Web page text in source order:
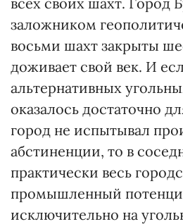
заложником
восьми шахт закрыты
доживает свой век. И
альтернативных
оказалось достаточно
город не испытывал
абстиненции, то в
практически весь
промышленный
исключительно на